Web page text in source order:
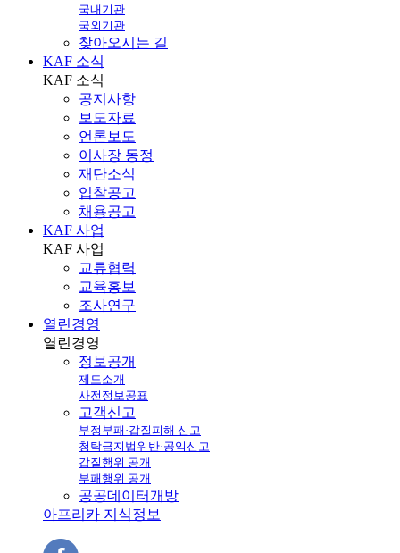
국내기관
국외기관
찾아오시는 길
KAF 소식
KAF 소식
공지사항
보도자료
언론보도
이사장 동정
재단소식
입찰공고
채용공고
KAF 사업
KAF 사업
교류협력
교육홍보
조사연구
열린경영
열린경영
정보공개
제도소개
사전정보공표
고객신고
부정부패·갑질피해 신고
청탁금지법위반·공익신고
갑질행위 공개
부패행위 공개
공공데이터개방
아프리카 지식정보